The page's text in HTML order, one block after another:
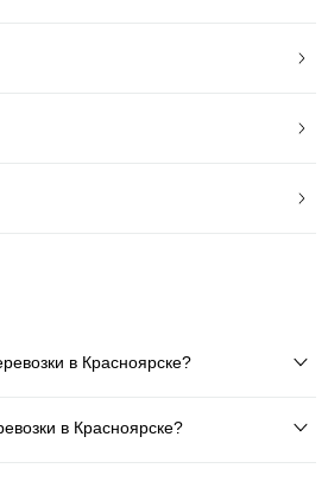
в Красноярске?
в Красноярске?